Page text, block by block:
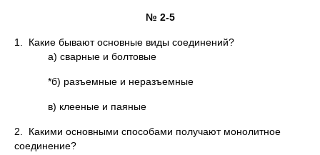
№ 2-5
1. Какие бывают основные виды соединений?
а) сварные и болтовые
*б) разъемные и неразъемные
в) клееные и паяные
2. Какими основными способами получают монолитное
соединение?